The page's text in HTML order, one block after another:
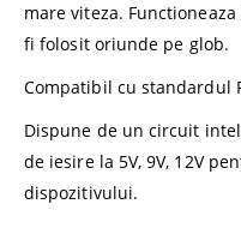
mare viteza.
fi folosit oriunde pe glob.
Compatibil cu standardul
Dispune de un circuit
de iesire la 5V, 9V, 12V
dispozitivului.